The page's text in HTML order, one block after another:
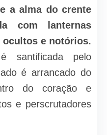
a alma do crente
com lanternas
ocultos e notórios.
santificada pelo
é arrancado do
do coração e
e perscrutadores